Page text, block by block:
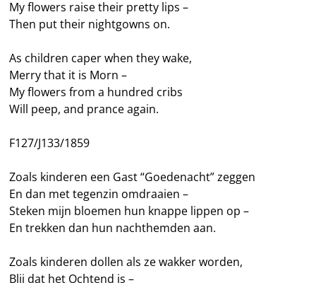
My flowers raise their pretty lips –
Then put their nightgowns on.
As children caper when they wake,
Merry that it is Morn –
My flowers from a hundred cribs
Will peep, and prance again.
F127/J133/1859
Zoals kinderen een Gast “Goedenacht” zeggen
En dan met tegenzin omdraaien –
Steken mijn bloemen hun knappe lippen op –
En trekken dan hun nachthemden aan.
Zoals kinderen dollen als ze wakker worden,
Blij dat het Ochtend is –